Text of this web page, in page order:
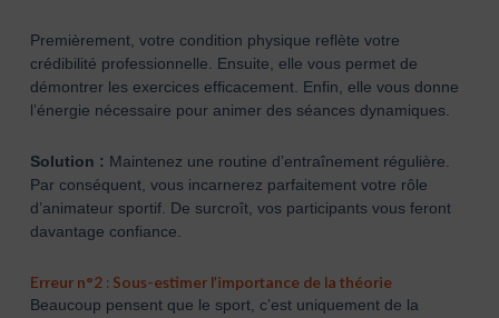
Premièrement, votre condition physique reflète votre
crédibilité professionnelle. Ensuite, elle vous permet de
démontrer les exercices efficacement. Enfin, elle vous donne
l’énergie nécessaire pour animer des séances dynamiques.
Solution : Maintenez une routine d’entraînement régulière.
Par conséquent, vous incarnerez parfaitement votre rôle
d’animateur sportif. De surcroît, vos participants vous feront
davantage confiance.
Erreur n°2 : Sous-estimer l’importance de la théorie
Beaucoup pensent que le sport, c’est uniquement de la